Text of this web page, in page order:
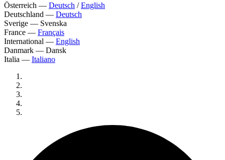
Österreich — Deutsch /English
Deutschland — Deutsch
Sverige — Svenska
France — Français
International — English
Danmark — Dansk
Italia — Italiano